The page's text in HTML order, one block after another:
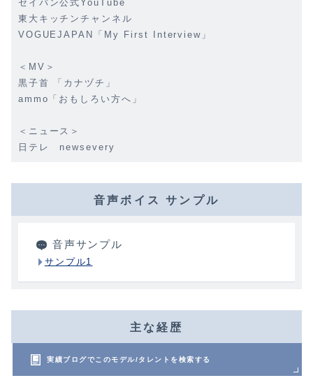
セイバン公式YouTube
東大キッチンチャンネル
VOGUEJAPAN「My First Interview」
＜MV＞
黒子首 「カナヅチ」
ammo「おもしろい方へ」
＜ニュース＞
日テレ newsevery
音声ボイス サンプル
音声サンプル
サンプル1
主な経歴
実績ブログでこのモデル/タレントを検索する